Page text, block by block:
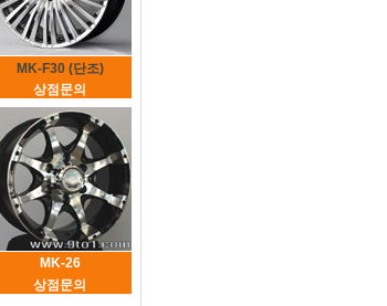
MK-F30 (단조)
상점문의
MK-26
상점문의